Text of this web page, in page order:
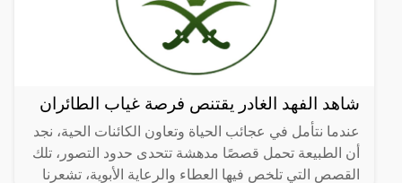
شاهد الفهد الغادر يقتنص فرصة غياب الطائران
عندما نتأمل في عجائب الحياة وتعاون الكائنات الحية، نجد
أن الطبيعة تحمل قصصًا مدهشة تتحدى حدود التصور، تلك
القصص التي تلخص فيها العطاء والرعاية الأبوية، تشعرنا